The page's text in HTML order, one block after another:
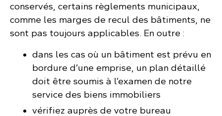
conservés, certains règlements municipaux,
comme les marges de recul des bâtiments, ne
sont pas toujours applicables. En outre :
dans les cas où un bâtiment est prévu en
bordure d’une emprise, un plan détaillé
doit être soumis à l’examen de notre
service des biens immobiliers
vérifiez auprès de votre bureau